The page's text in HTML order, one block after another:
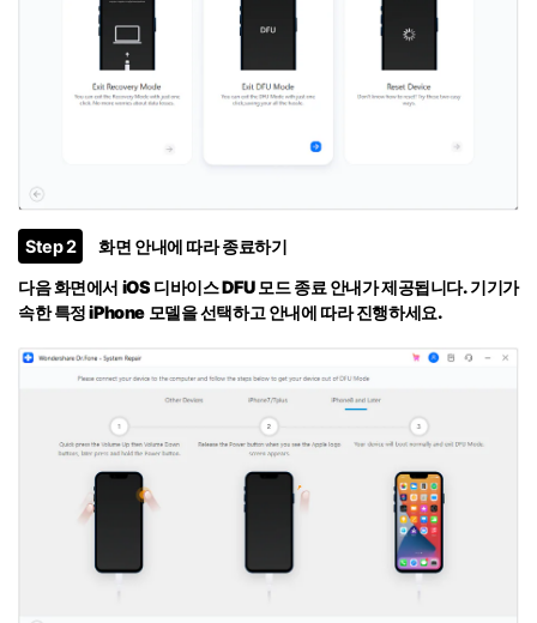
Step 2
화면 안내에 따라 종료하기
다음 화면에서 iOS 디바이스 DFU 모드 종료 안내가 제공됩니다. 기기가
속한 특정 iPhone 모델을 선택하고 안내에 따라 진행하세요.